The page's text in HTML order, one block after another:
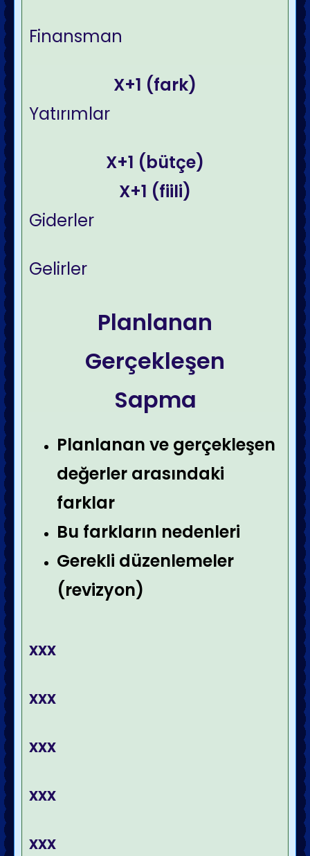
Finansman
X+1 (fark)
Yatırımlar
X+1 (bütçe)
X+1 (fiili)
Giderler
Gelirler
Planlanan
Gerçekleşen
Sapma
Planlanan ve gerçekleşen
değerler arasındaki
farklar
Bu farkların nedenleri
Gerekli düzenlemeler
(revizyon)
xxx
xxx
xxx
xxx
xxx